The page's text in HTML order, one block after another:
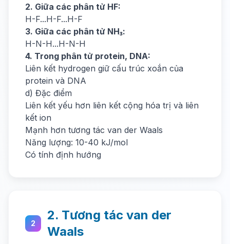
2. Giữa các phân tử HF:
H-F...H-F...H-F
3. Giữa các phân tử NH₃:
H-N-H...H-N-H
4. Trong phân tử protein, DNA:
Liên kết hydrogen giữ cấu trúc xoắn của
protein và DNA
d) Đặc điểm
Liên kết yếu hơn liên kết cộng hóa trị và liên
kết ion
Mạnh hơn tương tác van der Waals
Năng lượng: 10-40 kJ/mol
Có tính định hướng
2
2. Tương tác van der
Waals